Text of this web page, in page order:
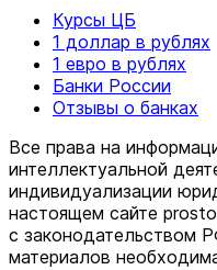
Курсы ЦБ
1 доллар в рублях
1 евро в рублях
Банки России
Отзывы о банках
Все права на
интеллектуальной
индивидуализации
настоящем сайте
c законодательством
материалов